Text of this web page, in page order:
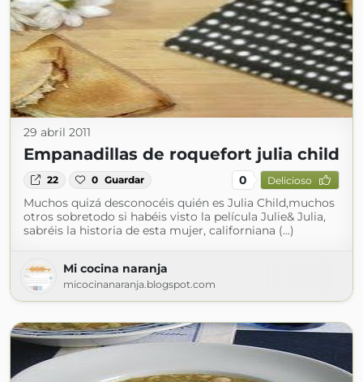
29 abril 2011
Empanadillas de roquefort julia child
22 0 Guardar 0 Delicioso
Muchos quizá desconocéis quién es Julia Child,muchos
otros sobretodo si habéis visto la película Julie& Julia,
sabréis la historia de esta mujer, californiana (...)
Mi cocina naranja
micocinanaranja.blogspot.com